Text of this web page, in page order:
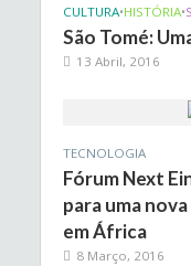
CULTURA•HISTÓRIA•
São Tomé:
13 Abril, 2016
TECNOLOGIA
Fórum Next
para uma
em África
8 Março, 2016